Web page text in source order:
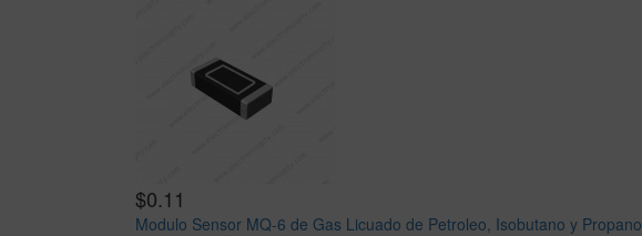
$0.11
Modulo Sensor MQ-6 de Gas Licuado de Petroleo, Isobutano y Propano